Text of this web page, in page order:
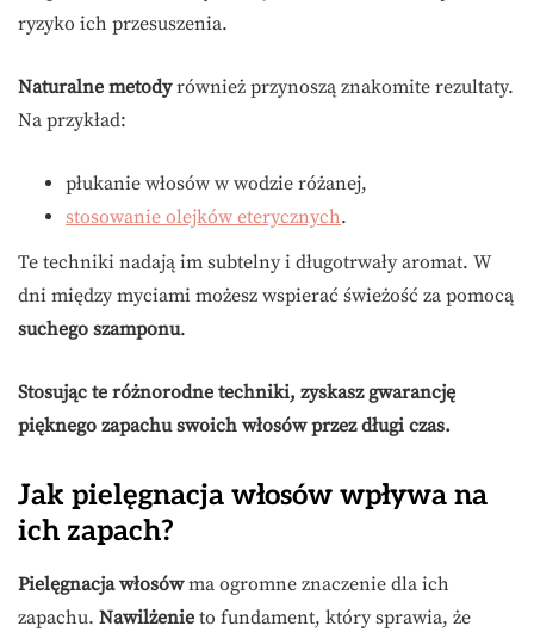
ryzyko ich przesuszenia.
Naturalne metodyrównież przynoszą znakomite rezultaty.
Na przykład:
płukanie włosów w wodzie różanej,
stosowanie olejków eterycznych.
Te techniki nadają im subtelny i długotrwały aromat. W
dni między myciami możesz wspierać świeżość za pomocą
suchego szamponu.
Stosując te różnorodne techniki, zyskasz gwarancję
pięknego zapachu swoich włosów przez długi czas.
Jak pielęgnacja włosów wpływa na
ich zapach?
Pielęgnacja włosówma ogromne znaczenie dla ich
zapachu. Nawilżenie to fundament, który sprawia, że